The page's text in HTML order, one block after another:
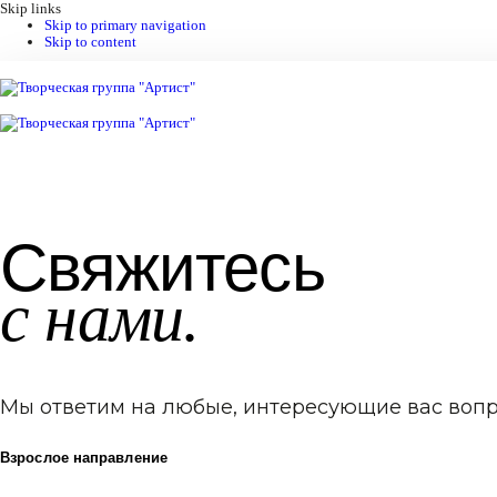
Skip links
Skip to primary navigation
Skip to content
Свяжитесь
с нами.
Мы ответим на любые, интересующие вас
Взрослое направление